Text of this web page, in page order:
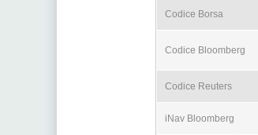
Codice Borsa
Codice Bloomberg
Codice Reuters
iNav Bloomberg